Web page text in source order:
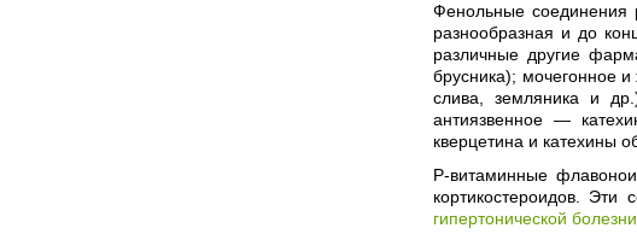
Фенольные соединения
разнообразная и до
различные другие
брусника); мочегонное
слива, земляника и
антиязвенное —
кверцетина и катехины
Р-витаминные
кортикостероидов. Эти
гипертонической болезни